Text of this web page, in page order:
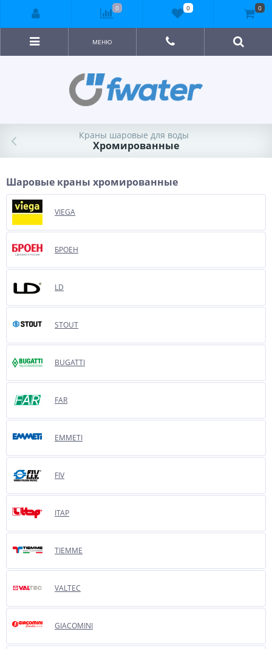
МЕНЮ
Краны шаровые для воды
Хромированные
Шаровые краны хромированные
VIEGA
БРОЕН
LD
STOUT
BUGATTI
FAR
EMMETI
FIV
ITAP
TIEMME
VALTEC
GIACOMINI
0 0 0